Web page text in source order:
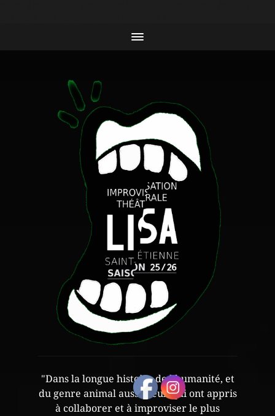
"Dans la longue histoire de l'humanité, et
du genre animal aussi, ceux qui ont appris
à collaborer et à improviser le plus